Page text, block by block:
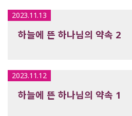
2023.11.13
하늘에 뜬 하나님의 약속 2
2023.11.12
하늘에 뜬 하나님의 약속 1